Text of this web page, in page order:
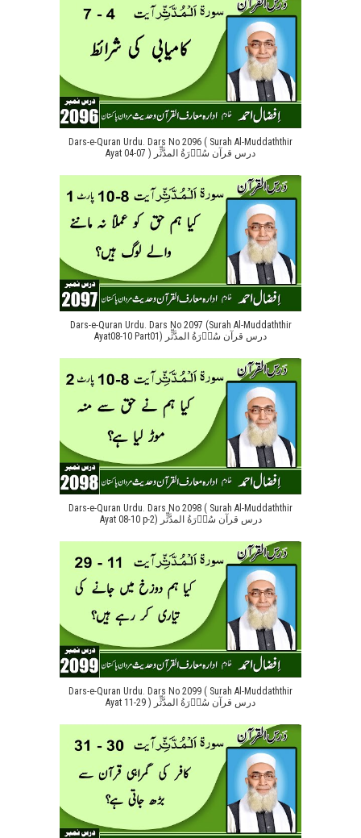
Dars-e-Quran Urdu. Dars No 2096 ( Surah Al-Muddaththir
Ayat 04-07 ) درس قرآن سُوۡرَةُ المدَّثِّر
Dars-e-Quran Urdu. Dars No 2097 (Surah Al-Muddaththir
Ayat08-10 Part01) درس قرآن سُوۡرَةُ المدَّثِّر
Dars-e-Quran Urdu. Dars No 2098 ( Surah Al-Muddaththir
Ayat 08-10 p-2) درس قرآن سُوۡرَةُ المدَّثِّر
Dars-e-Quran Urdu. Dars No 2099 ( Surah Al-Muddaththir
Ayat 11-29 ) درس قرآن سُوۡرَةُ المدَّثِّر